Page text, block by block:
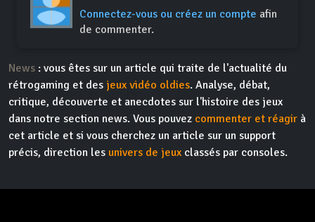
Connectez-vous ou créez un compte afin
de commenter.
News : vous êtes sur un article qui traite de l'actualité du
rétrogaming et des jeux vidéo oldies. Analyse, débat,
critique, découverte et anecdotes sur l'histoire des jeux
dans notre section news. Vous pouvez commenter et réagir à
cet article et si vous cherchez un article sur un support
précis, direction les univers de jeux classés par consoles.